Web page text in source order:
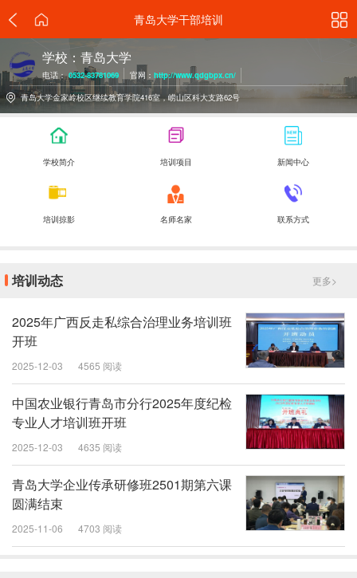
青岛大学干部培训
学校：青岛大学
电话：0532-83781069 官网： http://www.qdgbpx.cn/
青岛大学金家岭校区继续教育学院416室，崂山区科大支路62号
学校简介 培训项目 新闻中心
培训掠影 名师名家 联系方式
培训动态 更多>
2025年广西反走私综合治理业务培训班
开班
2025-12-03 4565 阅读
中国农业银行青岛市分行2025年度纪检
专业人才培训班开班
2025-12-03 4635 阅读
青岛大学企业传承研修班2501期第六课
圆满结束
2025-11-06 4703 阅读